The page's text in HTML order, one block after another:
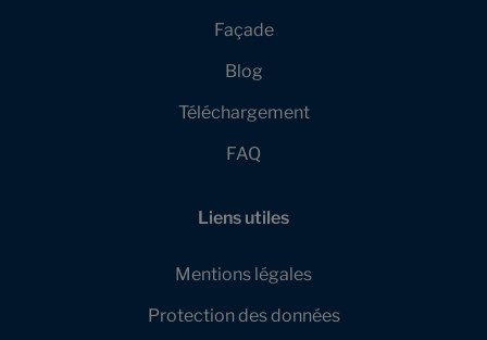
Façade
Blog
Téléchargement
FAQ
Liens utiles
Mentions légales
Protection des données